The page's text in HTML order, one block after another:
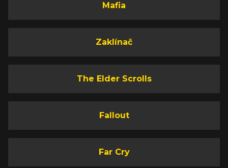
Mafia
Zaklínač
The Elder Scrolls
Fallout
Far Cry